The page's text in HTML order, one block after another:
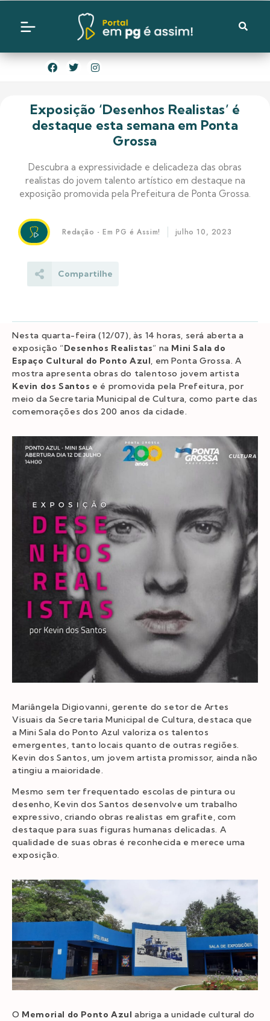
Exposição ‘Desenhos Realistas’ é
destaque esta semana em Ponta
Grossa
Descubra a expressividade e delicadeza das obras
realistas do jovem talento artístico em destaque na
exposição promovida pela Prefeitura de Ponta Grossa.
Redação - Em PG é Assim! julho 10, 2023
Compartilhe
Nesta quarta-feira (12/07), às 14 horas, será aberta a
exposição “Desenhos Realistas” na Mini Sala do
Espaço Cultural do Ponto Azul , em Ponta Grossa. A
mostra apresenta obras do talentoso jovem artista
Kevin dos Santos e é promovida pela Prefeitura, por
meio da Secretaria Municipal de Cultura, como parte das
comemorações dos 200 anos da cidade.
Mariângela Digiovanni, gerente do setor de Artes
Visuais da Secretaria Municipal de Cultura, destaca que
a Mini Sala do Ponto Azul valoriza os talentos
emergentes, tanto locais quanto de outras regiões.
Kevin dos Santos, um jovem artista promissor, ainda não
atingiu a maioridade.
Mesmo sem ter frequentado escolas de pintura ou
desenho, Kevin dos Santos desenvolve um trabalho
expressivo, criando obras realistas em grafite, com
destaque para suas figuras humanas delicadas. A
qualidade de suas obras é reconhecida e merece uma
exposição.
O Memorial do Ponto Azul abriga a unidade cultural do